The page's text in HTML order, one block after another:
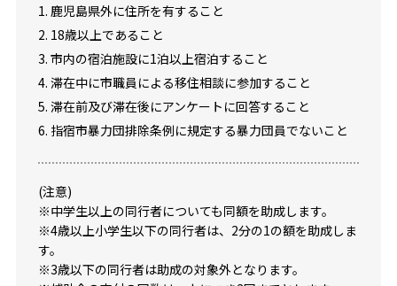
1. 鹿児島県外に住所を有すること
2. 18歳以上であること
3. 市内の宿泊施設に1泊以上宿泊すること
4. 滞在中に市職員による移住相談に参加すること
5. 滞在前及び滞在後にアンケートに回答すること
6. 指宿市暴力団排除条例に規定する暴力団員でないこと
(注意)
※中学生以上の同行者についても同額を助成します。
※4歳以上小学生以下の同行者は、2分の1の額を助成しま
す。
※3歳以下の同行者は助成の対象外となります。